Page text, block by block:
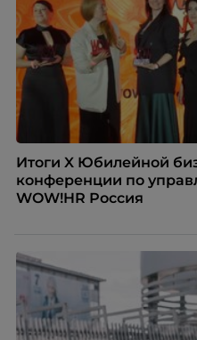
Итоги X Юбилейной
конференции по
WOW!HR Россия